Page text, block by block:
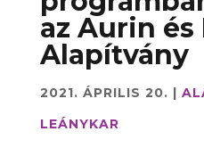
az Aurin
Alapítvány
2021. ÁPRILIS 20. |
LEÁNYKAR